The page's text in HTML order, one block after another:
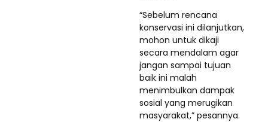
“Sebelum rencana
konservasi ini dilanjutkan,
mohon untuk dikaji
secara mendalam agar
jangan sampai tujuan
baik ini malah
menimbulkan dampak
sosial yang merugikan
masyarakat,” pesannya.